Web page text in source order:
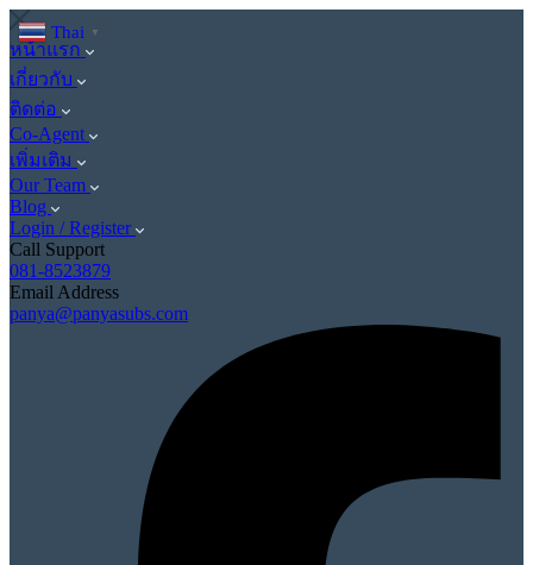
หน้าแรก
เกี่ยวกับ
ติดต่อ
Co-Agent
เพิ่มเติม
Our Team
Blog
Login / Register
Call Support
081-8523879
Email Address
panya@panyasubs.com
Thai ▼